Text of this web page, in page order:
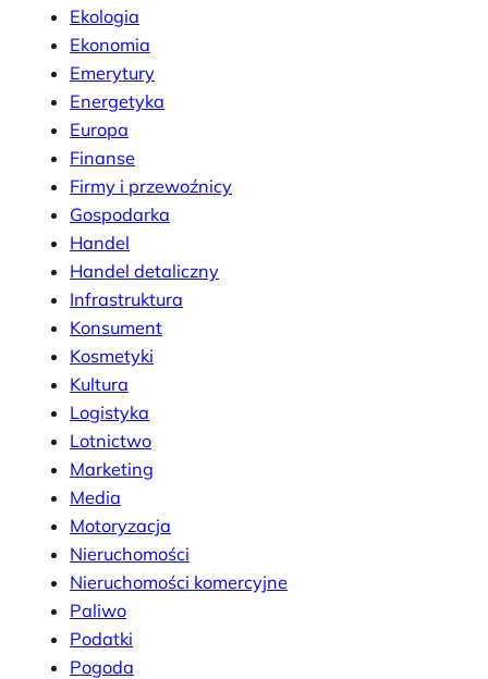
Ekologia
Ekonomia
Emerytury
Energetyka
Europa
Finanse
Firmy i przewoźnicy
Gospodarka
Handel
Handel detaliczny
Infrastruktura
Konsument
Kosmetyki
Kultura
Logistyka
Lotnictwo
Marketing
Media
Motoryzacja
Nieruchomości
Nieruchomości komercyjne
Paliwo
Podatki
Pogoda